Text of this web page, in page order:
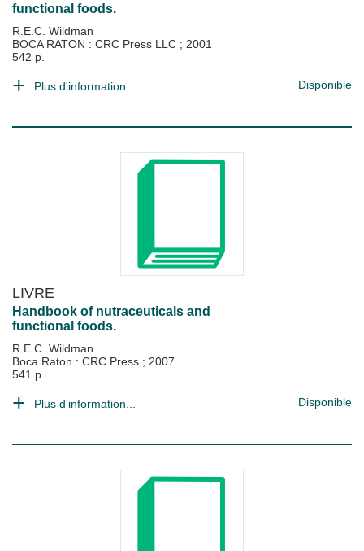
functional foods.
R.E.C. Wildman
BOCA RATON : CRC Press LLC ; 2001
542 p.
Plus d'information... Disponible
LIVRE
Handbook of nutraceuticals and
functional foods.
R.E.C. Wildman
Boca Raton : CRC Press ; 2007
541 p.
Plus d'information... Disponible